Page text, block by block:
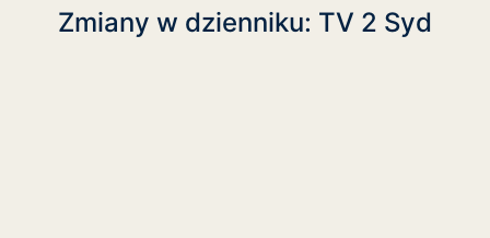
Zmiany w dzienniku: TV 2 Syd